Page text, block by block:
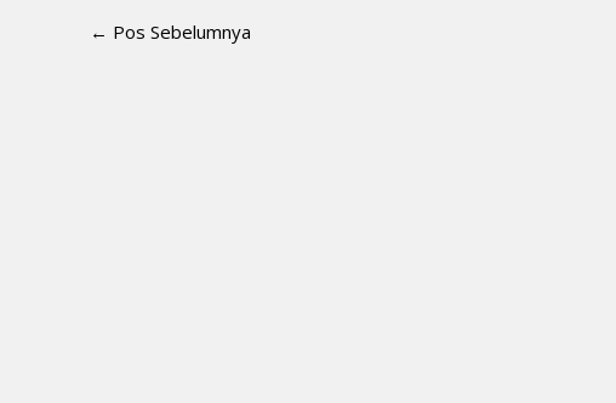
← Pos Sebelumnya